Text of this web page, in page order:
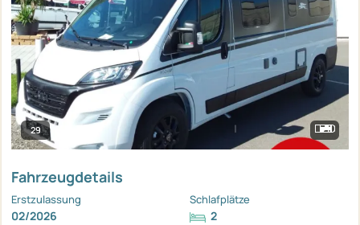
29
Fahrzeugdetails
Erstzulassung
02/2026
Schlafplätze
2